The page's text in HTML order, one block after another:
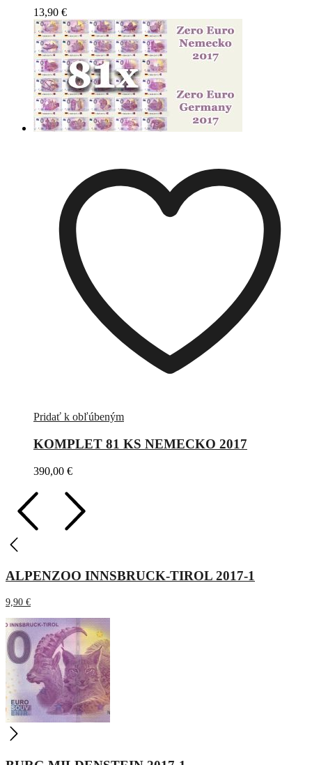
13,90 €
Pridať k obľúbeným
KOMPLET 81 KS NEMECKO 2017
390,00 €
ALPENZOO INNSBRUCK-TIROL 2017-1
9,90 €